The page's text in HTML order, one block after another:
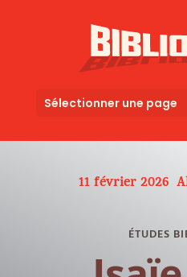
Sélectionner une page
11 février 2026
ÉTUDES